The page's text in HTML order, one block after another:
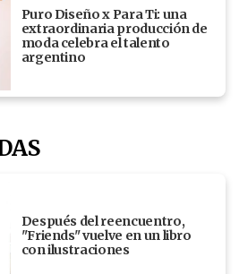
Puro Diseño x Para Ti: una
extraordinaria producción de
moda celebra el talento
argentino
Después del reencuentro,
"Friends" vuelve en un libro
con ilustraciones